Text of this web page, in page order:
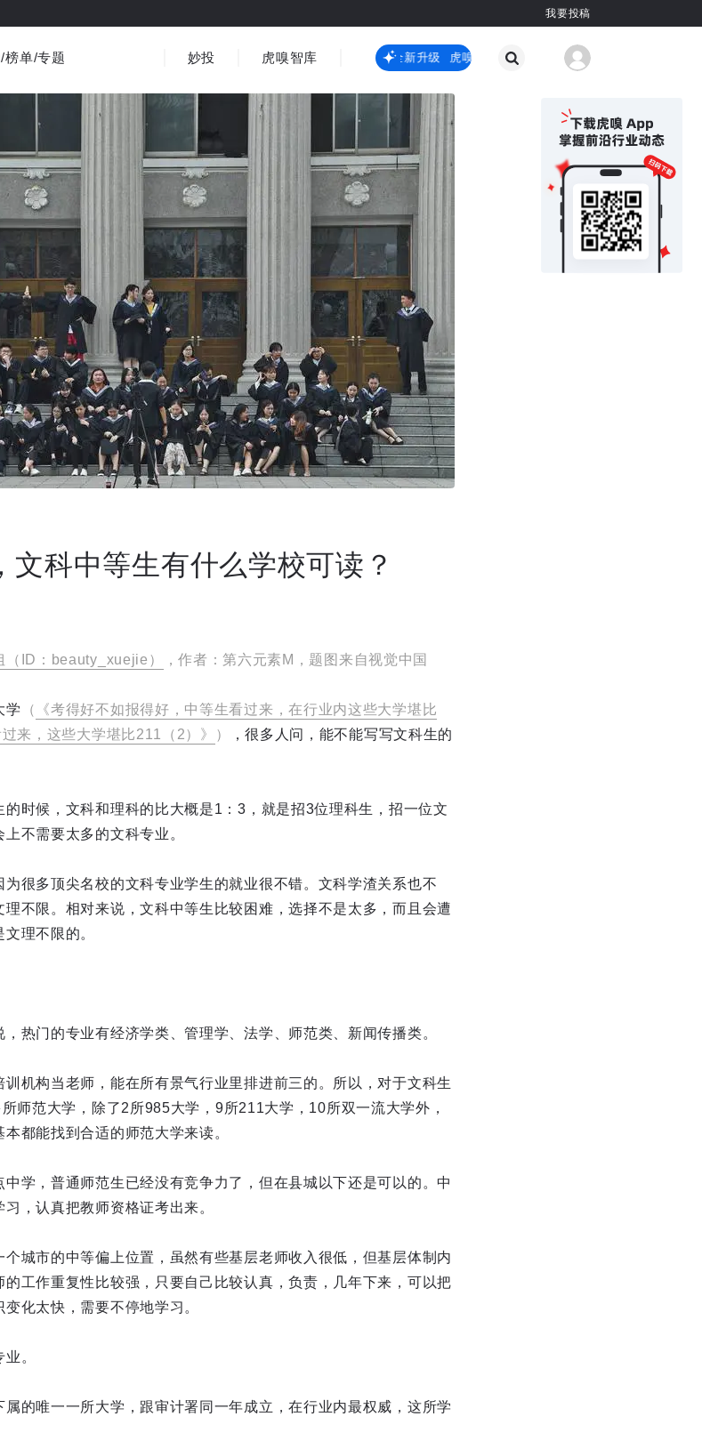
我要投稿
社会文化 金融财经 出海
国际热点
3C数码
榜单/专题 妙投 虎嗅智库 虎嗅嗅全新升级 虎嗅嗅全新升级
文科中等生有什么学校可读？
（ID：beauty_xuejie） ，作者：第六元素M，题图来自视觉中国
学 （
《考得好不如报得好，中等生看过来，在行业内这些大学堪比
来，这些大学堪比211（2）》 ）
，很多人问，能不能写写文科生的
时候，文科和理科的比大概是1：3，就是招3位理科生，招一位文
不需要太多的文科专业。
很多顶尖名校的文科专业学生的就业很不错。文科学渣关系也不
不限。相对来说，文科中等生比较困难，选择不是太多，而且会遭
理不限的。
热门的专业有经济学类、管理学、法学、师范类、新闻传播类。
机构当老师，能在所有景气行业里排进前三的。所以，对于文科生
师范大学，除了2所985大学，9所211大学，10所双一流大学外，
都能找到合适的师范大学来读。
学，普通师范生已经没有竞争力了，但在县城以下还是可以的。中
，认真把教师资格证考出来。
城市的中等偏上位置，虽然有些基层老师收入很低，但基层体制内
工作重复性比较强，只要自己比较认真，负责，几年下来，可以把
化太快，需要不停地学习。
。
的唯一一所大学，跟审计署同一年成立，在行业内最权威，这所学